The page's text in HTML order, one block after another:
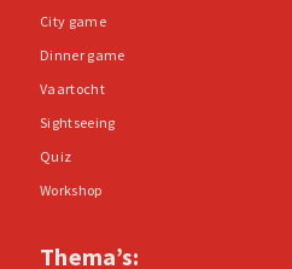
City game
Dinner game
Vaartocht
Sightseeing
Quiz
Workshop
Thema’s: